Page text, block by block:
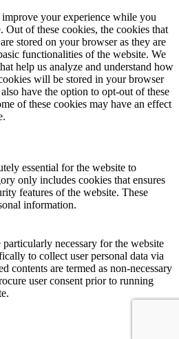
your experience while you
Out of these cookies, the cookies that
stored on your browser as they are
functionalities of the website. We
help us analyze and understand how
will be stored in your browser
have the option to opt-out of these
of these cookies may have an effect
essential for the website to
only includes cookies that ensures
features of the website. These
information.
necessary for the website
to collect user personal data via
contents are termed as non-necessary
user consent prior to running